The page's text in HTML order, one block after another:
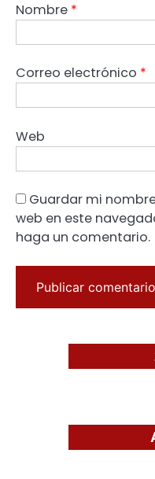
Nombre *
Correo electrónico *
Web
Guardar mi
web en este
haga un comentario.